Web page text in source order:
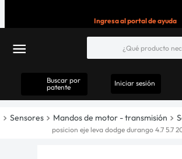
Ingresa al portal de ayuda
Buscar por
patente
Iniciar sesión
Sensores Mandos de motor - transmisión
posicion eje leva dodge durango 4.7 5.7